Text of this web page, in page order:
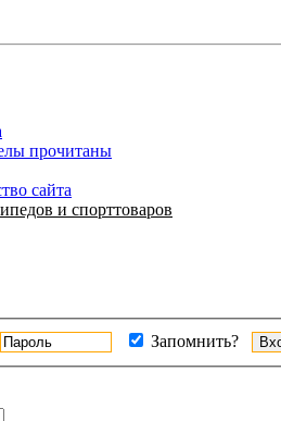
прочитаны
сайта
и спорттоваров
Запомнить?